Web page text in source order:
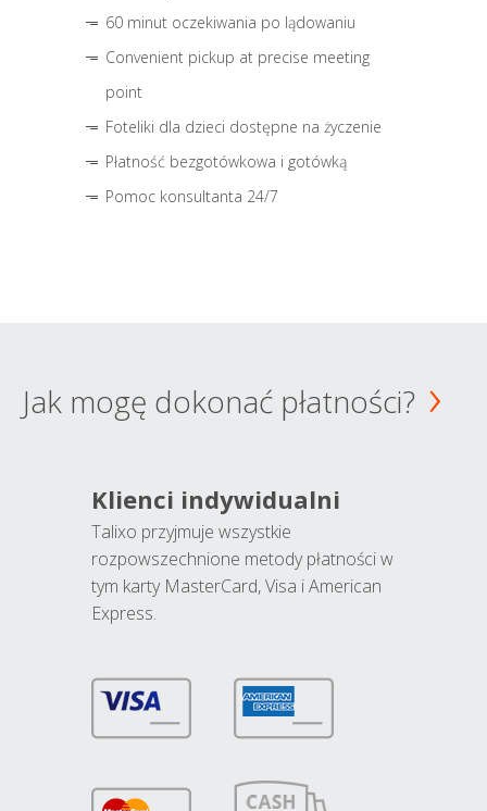
60 minut oczekiwania po lądowaniu
Convenient pickup at precise meeting
point
Foteliki dla dzieci dostępne na życzenie
Płatność bezgotówkowa i gotówką
Pomoc konsultanta 24/7
Jak mogę dokonać płatności?
Klienci indywidualni
Talixo przyjmuje wszystkie
rozpowszechnione metody płatności w
tym karty MasterCard, Visa i American
Express.